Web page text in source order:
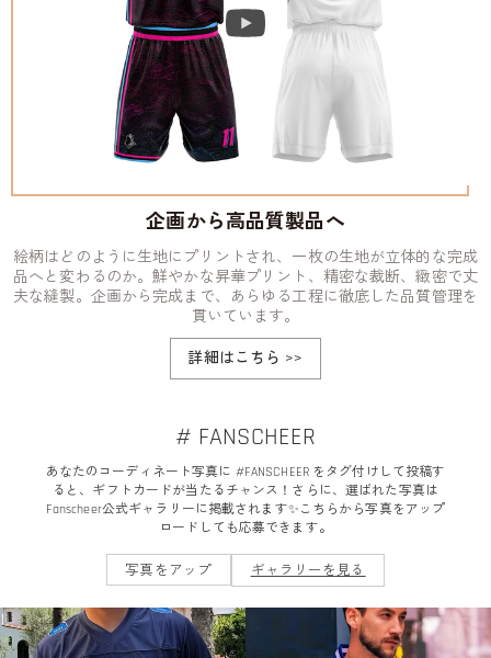
企画から高品質製品へ
絵柄はどのように生地にプリントされ、一枚の生地が立体的な完成
品へと変わるのか。鮮やかな昇華プリント、精密な裁断、緻密で丈
夫な縫製。企画から完成まで、あらゆる工程に徹底した品質管理を
貫いています。
詳細はこちら >>
# FANSCHEER
あなたのコーディネート写真に #FANSCHEER をタグ付けして投稿す
ると、ギフトカードが当たるチャンス！さらに、選ばれた写真は
Fanscheer公式ギャラリーに掲載されます✨こちらから写真をアップ
ロードしても応募できます。
写真をアップ ギャラリーを見る